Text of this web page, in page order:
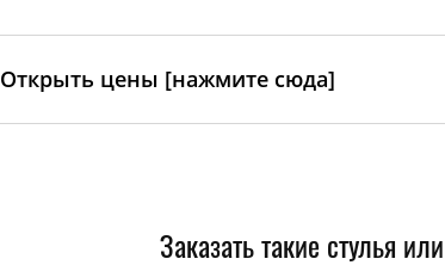
Открыть цены [нажмите сюда]
Заказать такие стулья